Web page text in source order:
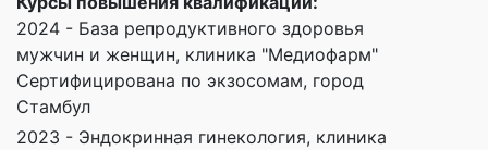
2024 - База репродуктивного здоровья
мужчин и женщин, клиника "Медиофарм"
Сертифицирована по экзосомам, город
Стамбул
2023 - Эндокринная гинекология, клиника